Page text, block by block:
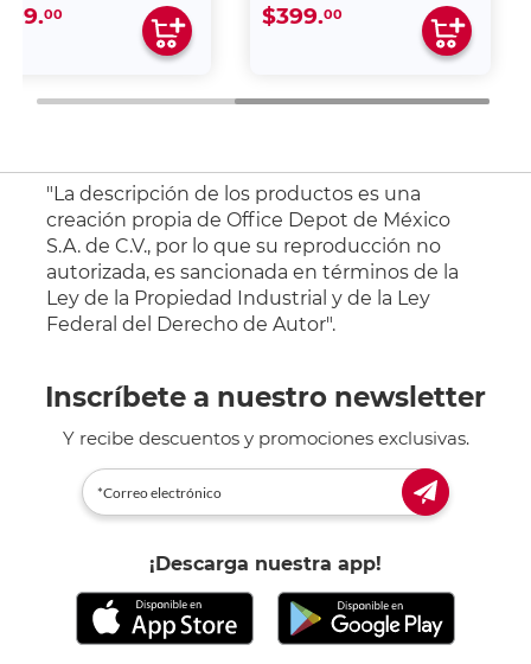
00 $399.00
"La descripción de los productos es una
creación propia de Office Depot de México
S.A. de C.V., por lo que su reproducción no
autorizada, es sancionada en términos de la
Ley de la Propiedad Industrial y de la Ley
Federal del Derecho de Autor".
Inscríbete a nuestro newsletter
Y recibe descuentos y promociones exclusivas.
¡Descarga nuestra app!